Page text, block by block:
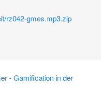
rz042-gmes.mp3.zip
- Gamification in der